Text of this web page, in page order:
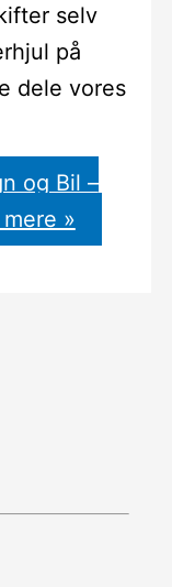
selv
på
dele vores
og Bil –
»